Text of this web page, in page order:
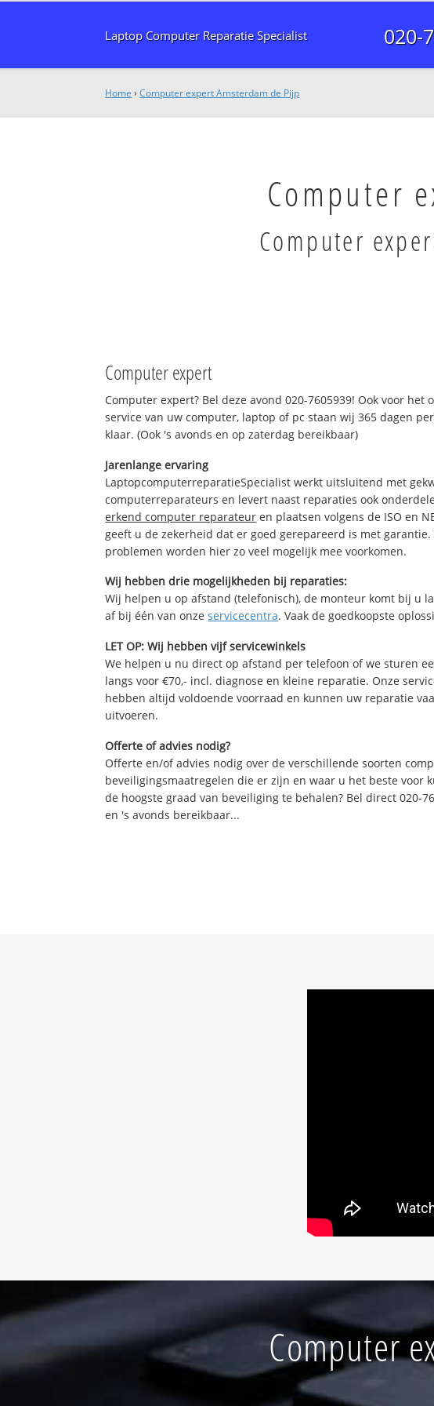
Laptop Computer Reparatie Specialist 020-
Home ›Computer expert Amsterdam de Pijp
Computer
Computer
Computer expert
Computer expert? Bel deze avond 020-7605939! Ook voor het
service van uw computer, laptop of pc staan wij 365 dagen
klaar. (Ook 's avonds en op zaterdag bereikbaar)
Jarenlange ervaring
LaptopcomputerreparatieSpecialist werkt uitsluitend met
computerreparateurs en levert naast reparaties ook
erkend computer reparateur en plaatsen volgens de ISO en
geeft u de zekerheid dat er goed gerepareerd is met garantie.
problemen worden hier zo veel mogelijk mee voorkomen.
Wij hebben drie mogelijkheden bij reparaties:
Wij helpen u op afstand (telefonisch), de monteur komt bij u
af bij één van onzeservicecentra. Vaak de goedkoopste
LET OP: Wij hebben vijf servicewinkels
We helpen u nu direct op afstand per telefoon of we sturen
langs voor €70,- incl. diagnose en kleine reparatie. Onze
hebben altijd voldoende voorraad en kunnen uw reparatie
uitvoeren.
Offerte of advies nodig?
Offerte en/of advies nodig over de verschillende soorten
beveiligingsmaatregelen die er zijn en waar u het beste voor
de hoogste graad van beveiliging te behalen? Bel direct 020-
en 's avonds bereikbaar...
Computer